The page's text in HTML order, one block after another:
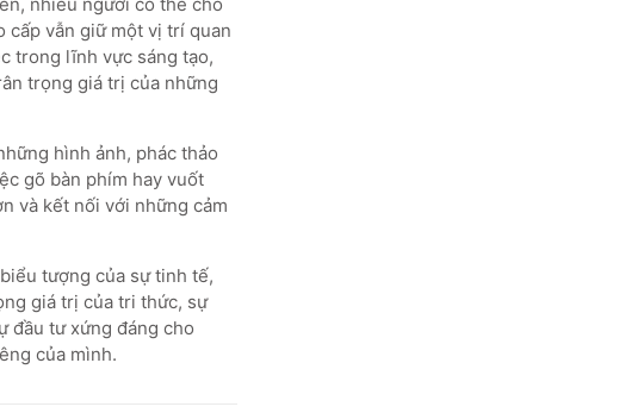
cấp vẫn giữ một vị trí quan
trong lĩnh vực sáng tạo,
trọng giá trị của những
hình ảnh, phác thảo
gõ bàn phím hay vuốt
và kết nối với những cảm
tượng của sự tinh tế,
giá trị của tri thức, sự
đầu tư xứng đáng cho
của mình.